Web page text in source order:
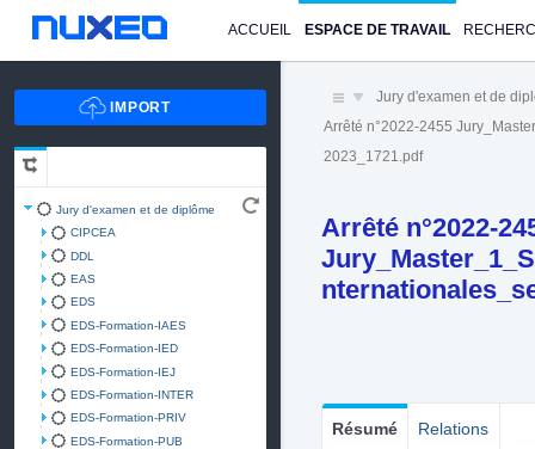
ACCUEIL ESPACE DE TRAVAIL
Jury d'examen et de diplôme
CIPCEA
DDL
EAS
EDS
EDS-Formation-IAES
EDS-Formation-IED
EDS-Formation-IEJ
EDS-Formation-INTER
EDS-Formation-PRIV
EDS-Formation-PUB
Jury d'examen et de
Arrêté n°2022-2455
2023_1721.pdf
Arrêté n°2022-
Résumé Relations